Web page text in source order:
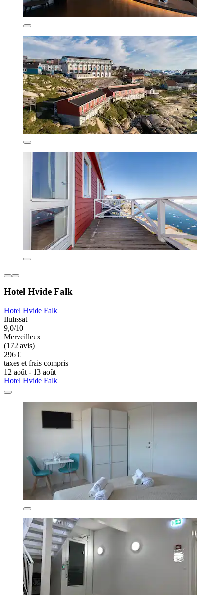
Hotel Hvide Falk
Hotel Hvide Falk
Ilulissat
9,0/10
Merveilleux
(172 avis)
296 €
taxes et frais compris
12 août - 13 août
Hotel Hvide Falk